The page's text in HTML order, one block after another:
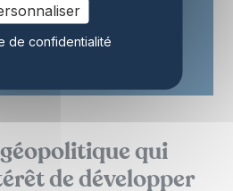
qui
de développer
de confidentialité